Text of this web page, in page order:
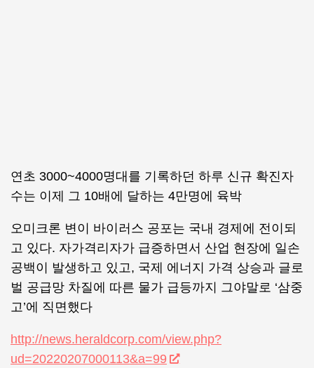
연초 3000~4000명대를 기록하던 하루 신규 확진자
수는 이제 그 10배에 달하는 4만명에 육박
오미크론 변이 바이러스 공포는 국내 경제에 전이되
고 있다. 자가격리자가 급증하면서 산업 현장에 일손
공백이 발생하고 있고, 국제 에너지 가격 상승과 글로
벌 공급망 차질에 따른 물가 급등까지 그야말로 ‘삼중
고’에 직면했다
http://news.heraldcorp.com/view.php?
ud=20220207000113&a=99